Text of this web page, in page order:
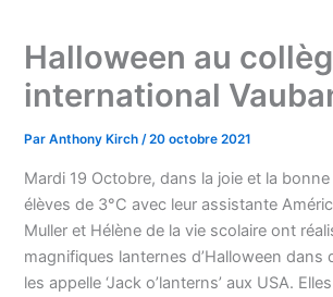
Halloween au
international
ParAnthony Kirch/20 octobre 2021
Mardi 19 Octobre, dans la joie et la bonne
élèves de 3°C avec leur assistante
Muller et Hélène de la vie scolaire ont
magnifiques lanternes d’Halloween dans
les appelle ‘Jack o’lanterns’ aux USA.